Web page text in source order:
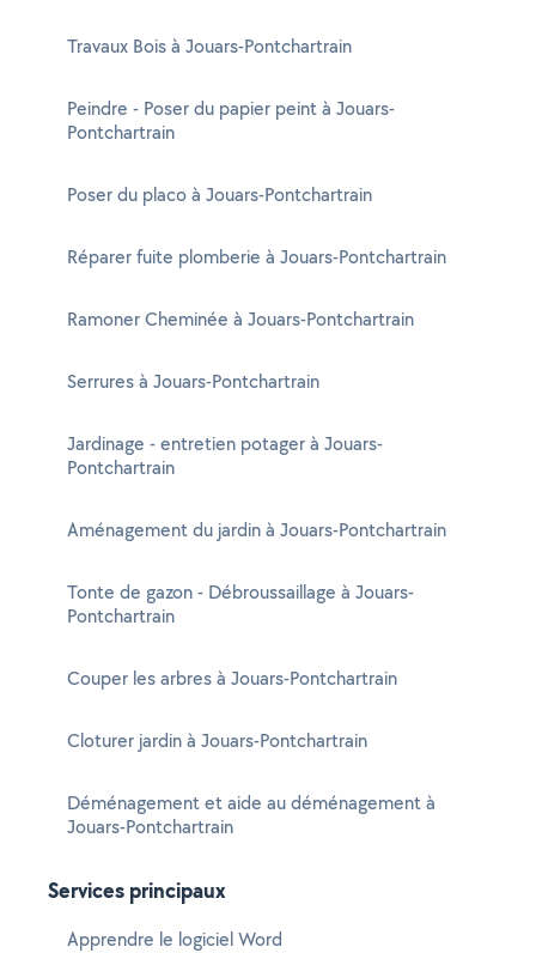
Travaux Bois à Jouars-Pontchartrain
Peindre - Poser du papier peint à Jouars-
Pontchartrain
Poser du placo à Jouars-Pontchartrain
Réparer fuite plomberie à Jouars-Pontchartrain
Ramoner Cheminée à Jouars-Pontchartrain
Serrures à Jouars-Pontchartrain
Jardinage - entretien potager à Jouars-
Pontchartrain
Aménagement du jardin à Jouars-Pontchartrain
Tonte de gazon - Débroussaillage à Jouars-
Pontchartrain
Couper les arbres à Jouars-Pontchartrain
Cloturer jardin à Jouars-Pontchartrain
Déménagement et aide au déménagement à
Jouars-Pontchartrain
Services principaux
Apprendre le logiciel Word